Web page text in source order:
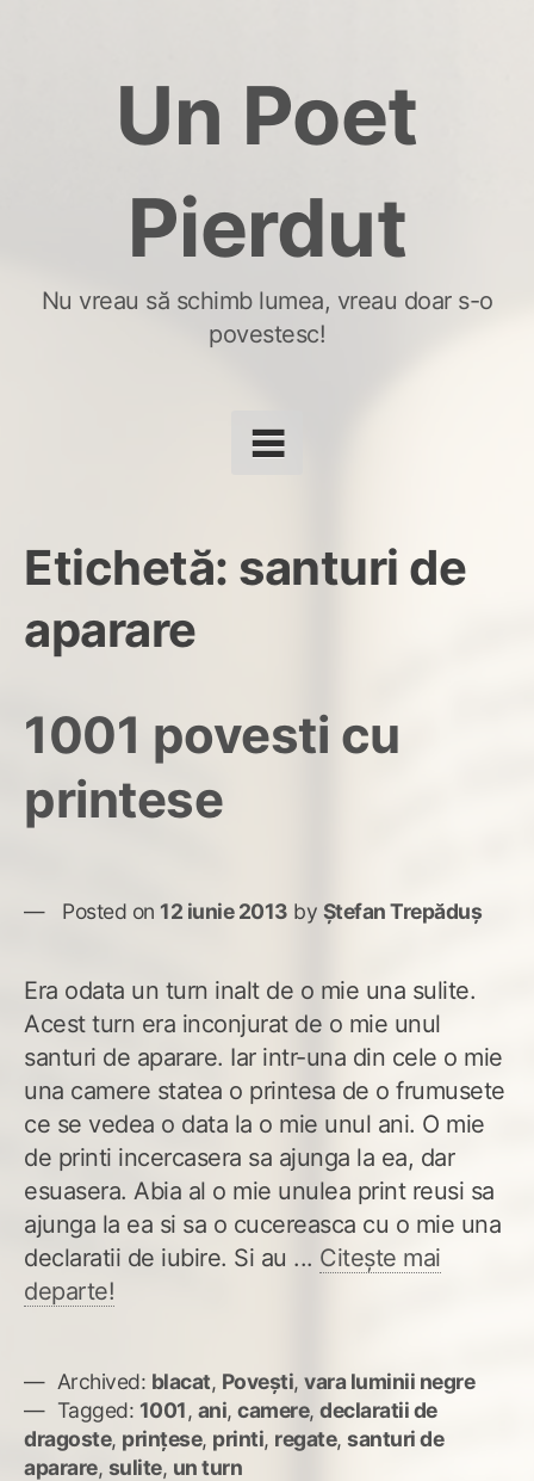
Un Poet
Pierdut
Nu vreau să schimb lumea, vreau doar s-o
povestesc!
Etichetă: santuri de
aparare
1001 povesti cu
printese
Posted on 12 iunie 2013 by Ștefan Trepăduș
Era odata un turn inalt de o mie una sulite.
Acest turn era inconjurat de o mie unul
santuri de aparare. Iar intr-una din cele o mie
una camere statea o printesa de o frumusete
ce se vedea o data la o mie unul ani. O mie
de printi incercasera sa ajunga la ea, dar
esuasera. Abia al o mie unulea print reusi sa
ajunga la ea si sa o cucereasca cu o mie una
declaratii de iubire. Si au ... Citește mai
departe!
Archived: blacat, Povești, vara luminii negre
Tagged: 1001, ani, camere, declaratii de
dragoste, prințese, printi, regate, santuri de
aparare, sulite, un turn